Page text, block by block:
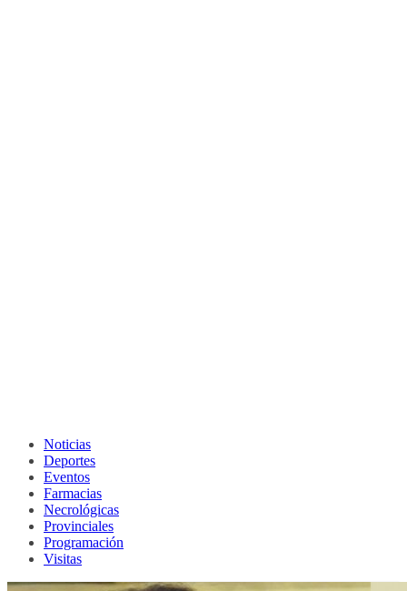
Noticias
Deportes
Eventos
Farmacias
Necrológicas
Provinciales
Programación
Visitas